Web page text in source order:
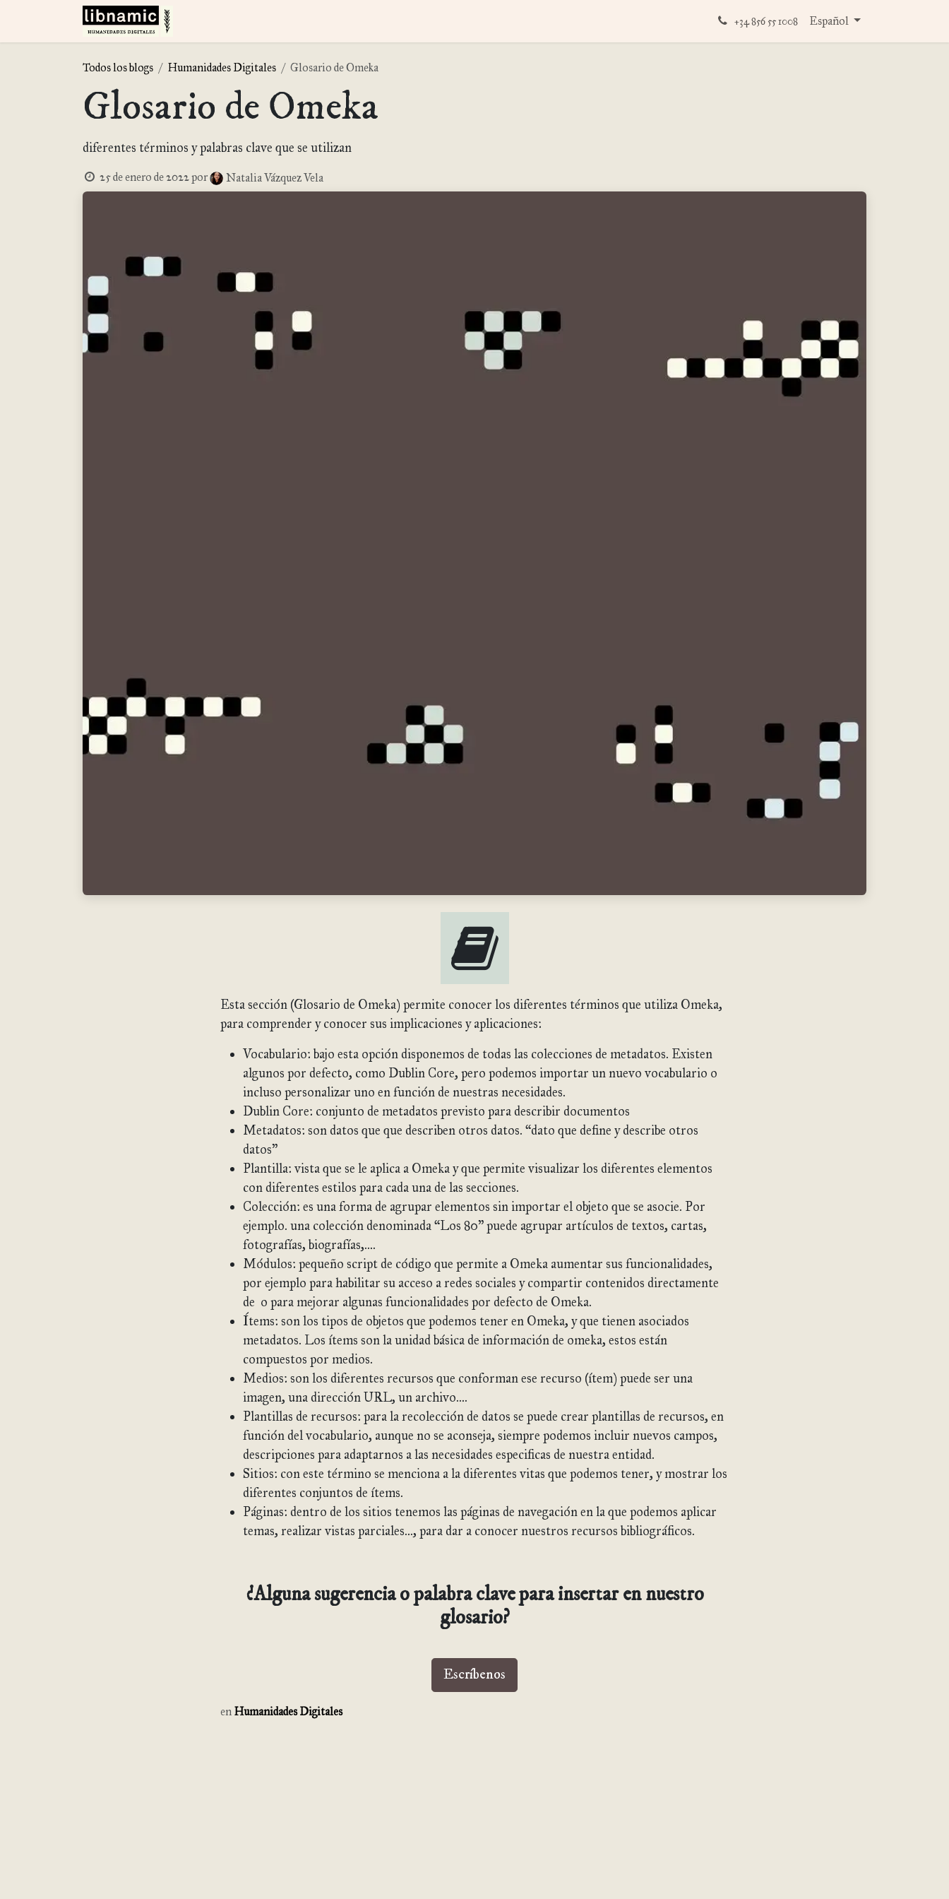
Repositorios digitales con Omeka S+34 856 55 1008 Español
Todos los blogs Humanidades Digitales Glosario de Omeka
Glosario de Omeka
diferentes términos y palabras clave que se utilizan
25 de enero de 2022por Natalia Vázquez Vela
Esta sección (Glosario de Omeka) permite conocer los diferentes términos que utiliza Omeka,
para comprender y conocer sus implicaciones y aplicaciones:
Vocabulario: bajo esta opción disponemos de todas las colecciones de metadatos. Existen
algunos por defecto, como Dublin Core, pero podemos importar un nuevo vocabulario o
incluso personalizar uno en función de nuestras necesidades.
Dublin Core: conjunto de metadatos previsto para describir documentos
Metadatos: son datos que que describen otros datos. “dato que define y describe otros
datos”
Plantilla: vista que se le aplica a Omeka y que permite visualizar los diferentes elementos
con diferentes estilos para cada una de las secciones.
Colección: es una forma de agrupar elementos sin importar el objeto que se asocie. Por
ejemplo. una colección denominada “Los 80” puede agrupar artículos de textos, cartas,
fotografías, biografías,.…
Módulos: pequeño script de código que permite a Omeka aumentar sus funcionalidades,
por ejemplo para habilitar su acceso a redes sociales y compartir contenidos directamente
de o para mejorar algunas funcionalidades por defecto de Omeka.
Ítems: son los tipos de objetos que podemos tener en Omeka, y que tienen asociados
metadatos. Los ítems son la unidad básica de información de omeka, estos están
compuestos por medios.
Medios: son los diferentes recursos que conforman ese recurso (ítem) puede ser una
imagen, una dirección URL, un archivo.…
Plantillas de recursos: para la recolección de datos se puede crear plantillas de recursos, en
función del vocabulario, aunque no se aconseja, siempre podemos incluir nuevos campos,
descripciones para adaptarnos a las necesidades especificas de nuestra entidad.
Sitios: con este término se menciona a la diferentes vitas que podemos tener, y mostrar los
diferentes conjuntos de ítems.
Páginas: dentro de los sitios tenemos las páginas de navegación en la que podemos aplicar
temas, realizar vistas parciales…, para dar a conocer nuestros recursos bibliográficos.
¿Alguna sugerencia o palabra clave para insertar en nuestro
glosario?
Escríbenos
en Humanidades Digitales